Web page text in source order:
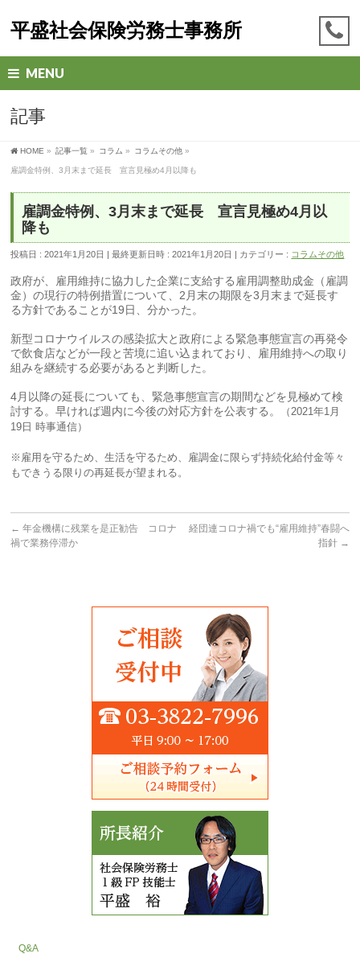
平盛社会保険労務士事務所
MENU
記事
HOME » 記事一覧 » コラム » コラムその他 »
雇調金特例、3月末まで延長 宣言見極め4月以降も
雇調金特例、3月末まで延長 宣言見極め4月以
降も
投稿日 : 2021年1月20日 最終更新日時 : 2021年1月20日 カテゴリー : コラムその他
政府が、雇用維持に協力した企業に支給する雇用調整助成金（雇調
金）の現行の特例措置について、2月末の期限を3月末まで延長す
る方針であることが19日、分かった。
新型コロナウイルスの感染拡大と政府による緊急事態宣言の再発令
で飲食店などが一段と苦境に追い込まれており、雇用維持への取り
組みを継続する必要があると判断した。
4月以降の延長についても、緊急事態宣言の期間などを見極めて検
討する。早ければ週内に今後の対応方針を公表する。
（2021年1月
19日 時事通信）
※雇用を守るため、生活を守るため、雇調金に限らず持続化給付金等々
もできうる限りの再延長が望まれる。
← 年金機構に残業を是正勧告 コロナ
禍で業務停滞か
経団連コロナ禍でも“雇用維持”春闘へ
指針 →
Q&A